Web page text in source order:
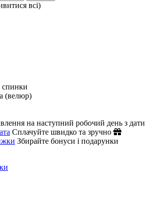
всі)
спинки
(велюр)
на наступний робочий день з дати
Сплачуйте швидко та зручно
Збирайте бонуси і подарунки